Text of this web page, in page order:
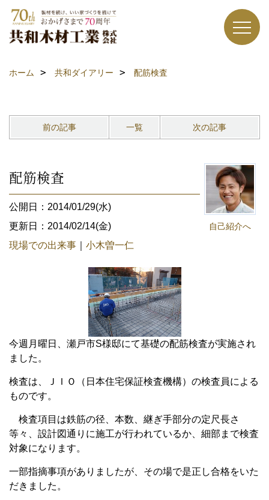
ホーム 共和ダイアリー 配筋検査
前の記事 一覧 次の記事
自己紹介へ
配筋検査
公開日：2014/01/29(水)
更新日：2014/02/14(金)
現場での出来事
小木曽一仁
今週月曜日、瀬戸市S様邸にて基礎の配筋検査が実施され
ました。
検査は、ＪＩＯ（日本住宅保証検査機構）の検査員による
ものです。
検査項目は鉄筋の径、本数、継ぎ手部分の定尺長さ
等々、設計図通りに施工が行われているか、細部まで検査
対象になります。
一部指摘事項がありましたが、その場で是正し合格をいた
だきました。